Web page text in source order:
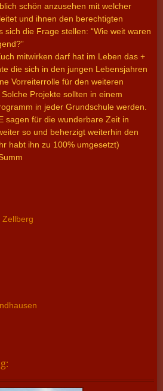
schön anzusehen mit welcher
und ihnen den berechtigten
sich die Frage stellen: “Wie weit waren
mitwirken darf hat im Leben das +
die sich in den jungen Lebensjahren
Vorreiterrolle für den weiteren
Projekte sollten in einem
in jeder Grundschule werden.
sagen für die wunderbare Zeit in
so und beherzigt weiterhin den
habt ihn zu 100% umgesetzt)
Zellberg